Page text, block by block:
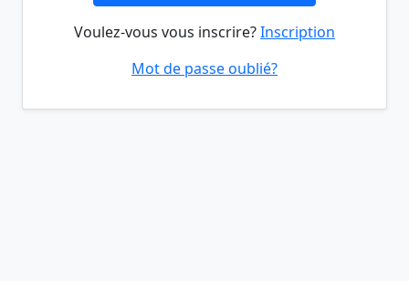
Voulez-vous vous inscrire?Inscription
Mot de passe oublié?